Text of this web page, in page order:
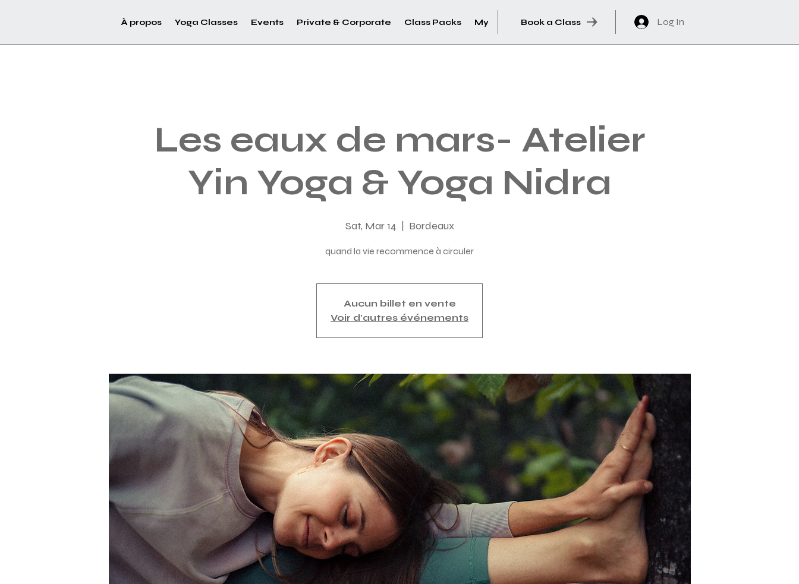
À propos Yoga Classes Events Private & Corporate Class Packs My AccountBook a Class Log In
Les eaux de mars- Atelier
Yin Yoga & Yoga Nidra
Sat, Mar 14 Bordeaux
quand la vie recommence à circuler
Aucun billet en vente
Voir d'autres événements